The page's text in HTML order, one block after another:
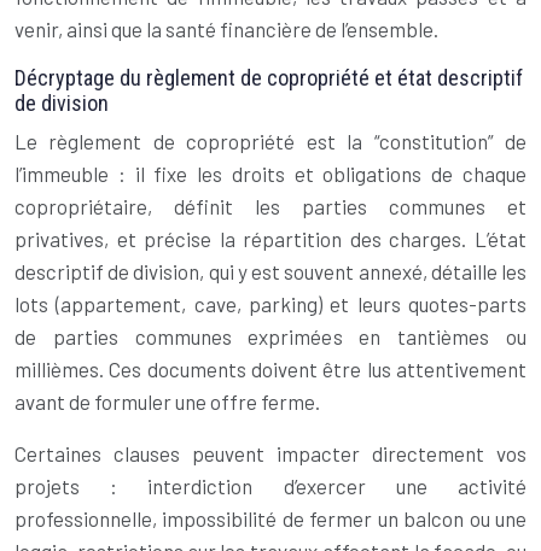
venir, ainsi que la santé financière de l’ensemble.
Décryptage du règlement de copropriété et état descriptif
de division
Le règlement de copropriété est la “constitution” de
l’immeuble : il fixe les droits et obligations de chaque
copropriétaire, définit les parties communes et
privatives, et précise la répartition des charges. L’état
descriptif de division, qui y est souvent annexé, détaille les
lots (appartement, cave, parking) et leurs quotes-parts
de parties communes exprimées en tantièmes ou
millièmes. Ces documents doivent être lus attentivement
avant de formuler une offre ferme.
Certaines clauses peuvent impacter directement vos
projets : interdiction d’exercer une activité
professionnelle, impossibilité de fermer un balcon ou une